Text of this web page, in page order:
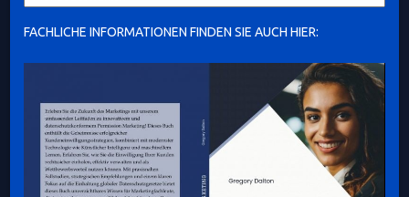
FACHLICHE INFORMATIONEN FINDEN SIE AUCH HIER: